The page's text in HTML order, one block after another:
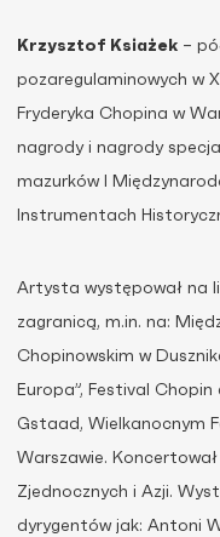
Krzysztof Ksiażek –
pozaregulaminowych w
Fryderyka Chopina w
nagrody i nagrody
mazurków I
Instrumentach
Artysta występował na
zagranicą, m.in. na:
Chopinowskim w
Europa”, Festival
Gstaad, Wielkanocnym
Warszawie.
Zjednocznych i Azji.
dyrygentów jak: Antoni